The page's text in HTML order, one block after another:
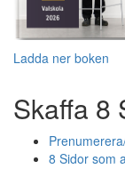
Ladda ner boken
Skaffa 8
8 Sidor som